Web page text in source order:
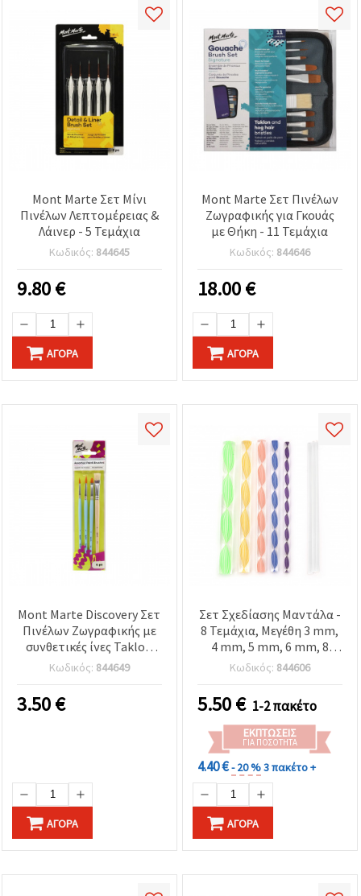
προτιμήσεις
Αποδέχομαι
όλα!
Ρυθμίσεις
Mont Marte Σετ Μίνι
Πινέλων Λεπτομέρειας &
Λάινερ - 5 Τεμάχια
Κωδικός: 844645
9.80€
ΑΓΟΡΆ
Mont Marte Σετ Πινέλων
Ζωγραφικής για Γκουάς
με Θήκη - 11 Τεμάχια
Κωδικός: 844646
18.00€
ΑΓΟΡΆ
Mont Marte Discovery Σετ
Πινέλων Ζωγραφικής με
συνθετικές ίνες Taklon
και φυσική τρίχα - 4 τεμ.
Κωδικός: 844649
3.50€
ΑΓΟΡΆ
Σετ Σχεδίασης Μαντάλα -
8 Τεμάχια, Μεγέθη 3 mm,
4 mm, 5 mm, 6 mm, 8
mm, 10 mm, 12 mm, 15
mm
Κωδικός: 844606
5.50€ 1-2 πακέτο
ΕΚΠΤΏΣΕΙΣ
ΓΙΑ ΠΟΣΌΤΗΤΑ
4.40 €- 20 %3 πακέτο +
ΑΓΟΡΆ